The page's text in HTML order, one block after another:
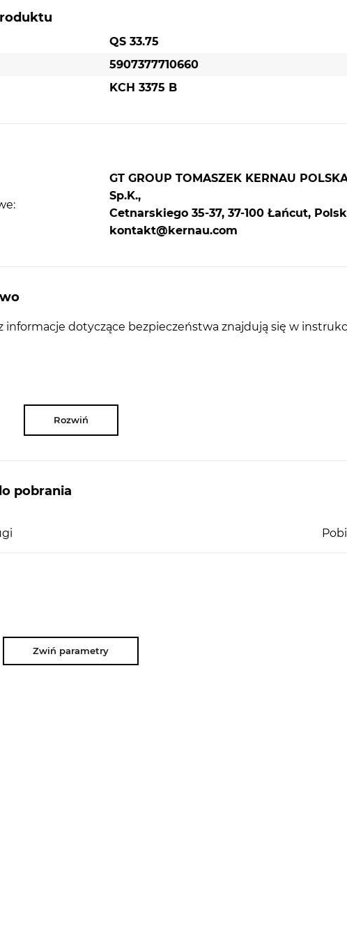
QS 33.75
5907377710660
KCH 3375 B
GT GROUP TOMASZEK KERNAU
Sp.K.,
Cetnarskiego 35-37, 37-100 Łańcut,
kontakt@kernau.com
informacje dotyczące bezpieczeństwa znajdują się w
Rozwiń
pobrania
Zwiń parametry